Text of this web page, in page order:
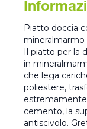
Piatto doccia
mineralmarmo
Il piatto per la
in
che lega
poliestere,
cemento, la
antiscivolo.